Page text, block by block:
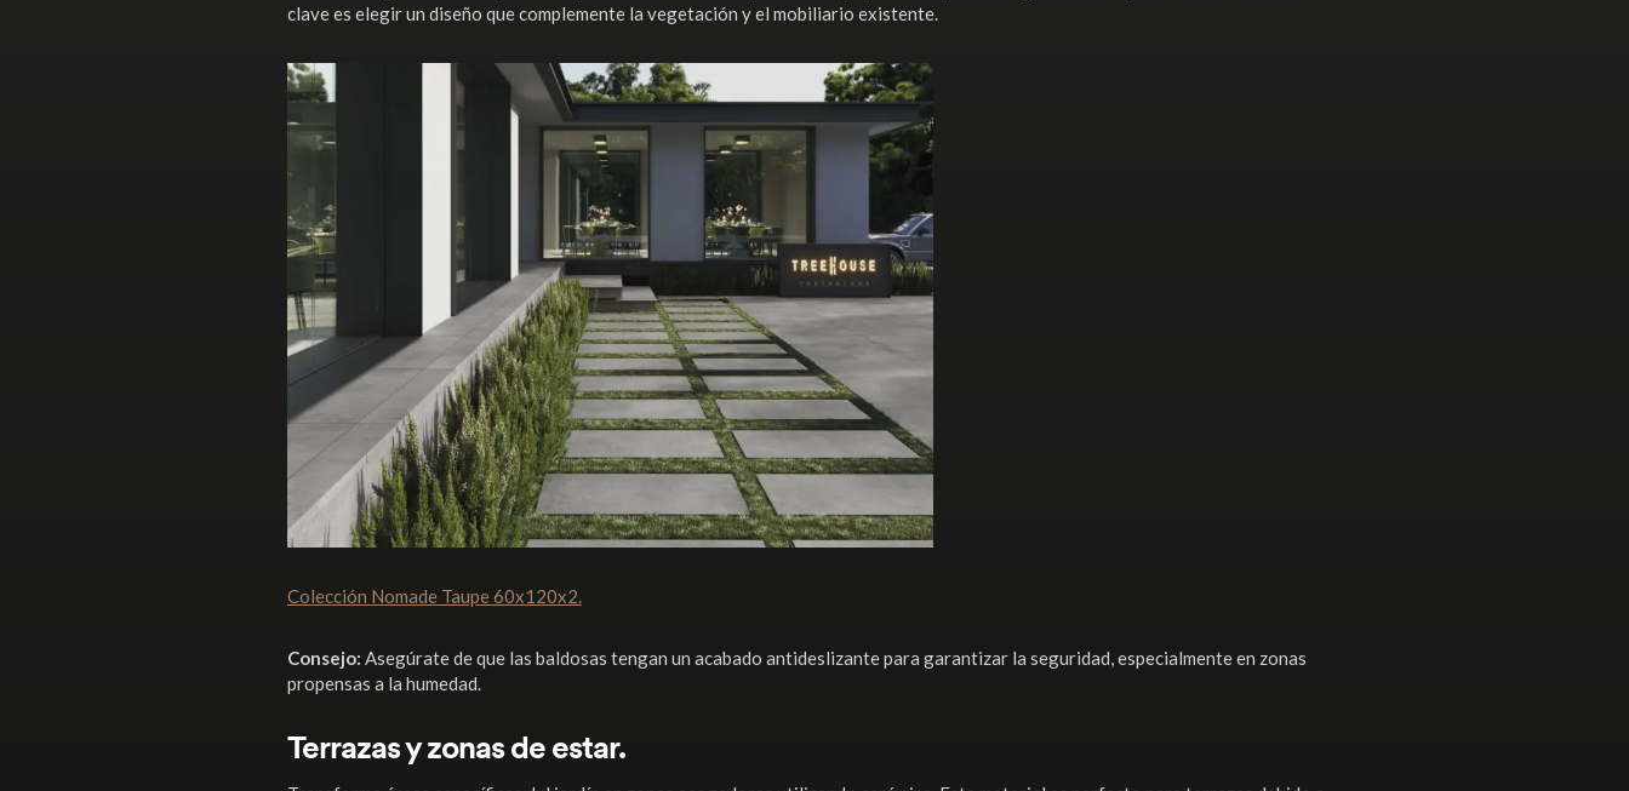
clave es elegir un diseño que complemente la vegetación y el mobiliario existente.
Colección Nomade Taupe 60x120x2.
Consejo: Asegúrate de que las baldosas tengan un acabado antideslizante para garantizar la seguridad, especialmente en zonas
propensas a la humedad.
Terrazas y zonas de estar.